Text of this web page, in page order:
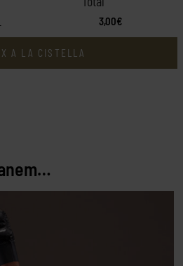
3,00€
A LA CISTELLA